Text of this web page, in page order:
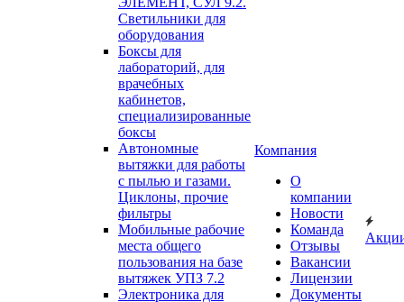
Светильники для
оборудования
Боксы для
лабораторий, для
врачебных
кабинетов,
специализированные
боксы
Автономные
вытяжки для работы
с пылью и газами.
Циклоны, прочие
фильтры
Мобильные рабочие
места общего
пользования на базе
вытяжек УПЗ 7.2
Электроника для
Компания
О
компании
Новости
Команда
Отзывы
Вакансии
Лицензии
Документы